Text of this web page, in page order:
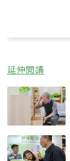
延伸閱讀